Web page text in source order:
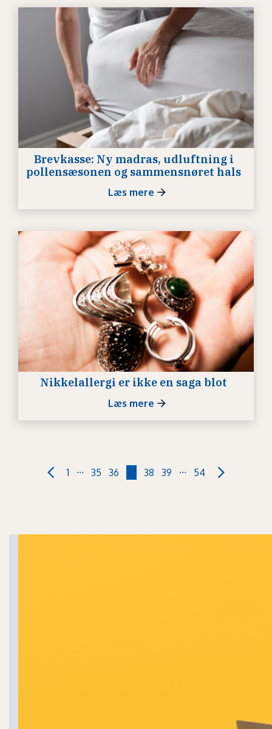
Brevkasse: Ny madras, udluftning i
pollensæsonen og sammensnøret hals
Læs mere
Nikkelallergi er ikke en saga blot
Læs mere
1 ... 35 36 37 38 39 ... 54